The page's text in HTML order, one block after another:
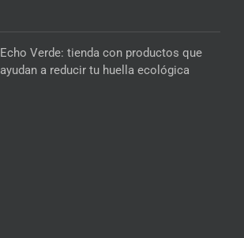
Echo Verde: tienda con productos que
ayudan a reducir tu huella ecológica